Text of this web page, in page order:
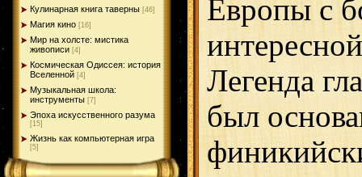
Кулинарная книга таверны [46]
Магия кино [16]
Мир на холсте: мистика
живописи [4]
Космическая Одиссея: история
Вселенной [4]
Музыкальная школа:
инструменты [7]
Эпоха искусственного разума
[15]
Жизнь как компьютерная игра
[5]
Европы с
Легенда
был